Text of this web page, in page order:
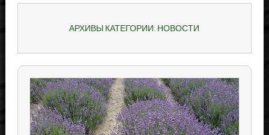
АРХИВЫ КАТЕГОРИИ: НОВОСТИ